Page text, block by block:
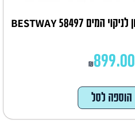
₪899.00
הוספה לסל